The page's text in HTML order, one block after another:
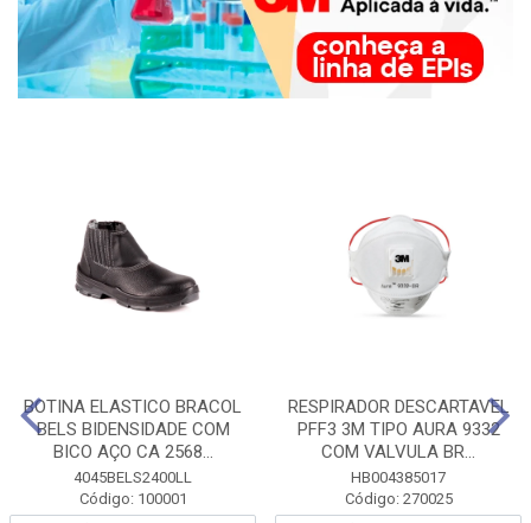
BOTINA ELASTICO BRACOL
BELS BIDENSIDADE COM
BICO AÇO CA 2568...
4045BELS2400LL
Código: 100001
RESPIRADOR DESCARTAVEL
PFF3 3M TIPO AURA 9332
COM VALVULA BR...
HB004385017
Código: 270025